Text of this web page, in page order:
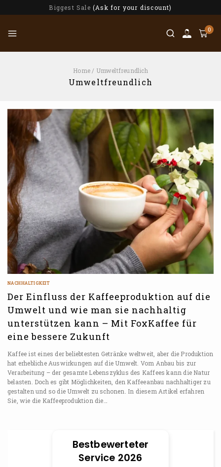
Biggest Sale (Ask for your discount)
0
Home / Umweltfreundlich
Umweltfreundlich
NACHHALTIGKEIT
Der Einfluss der Kaffeeproduktion auf die
Umwelt und wie man sie nachhaltig
unterstützen kann – Mit FoxKaffee für
eine bessere Zukunft
Kaffee ist eines der beliebtesten Getränke weltweit, aber die Produktion
hat erhebliche Auswirkungen auf die Umwelt. Vom Anbau bis zur
Verarbeitung – der gesamte Lebenszyklus des Kaffees kann die Natur
belasten. Doch es gibt Möglichkeiten, den Kaffeeanbau nachhaltiger zu
gestalten und so die Umwelt zu schonen. In diesem Artikel erfahren
Sie, wie die Kaffeeproduktion die…
Bestbewerteter
Service 2026